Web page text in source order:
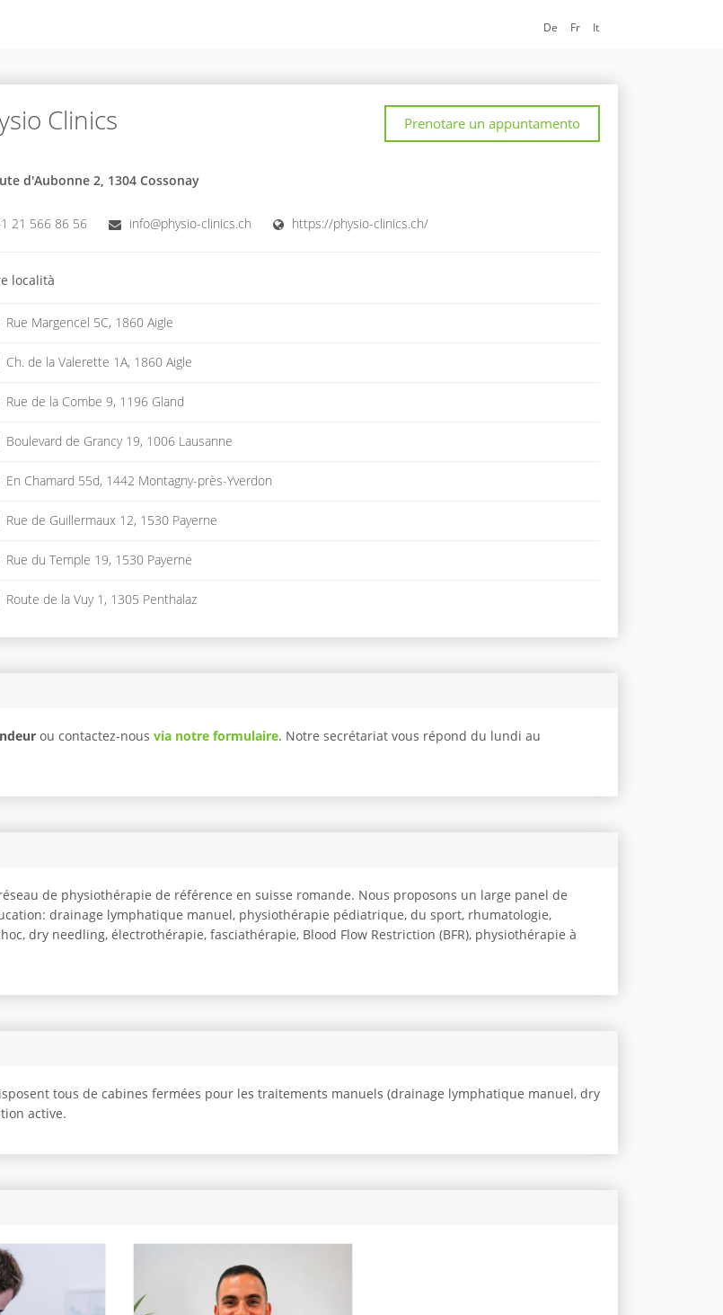
De Fr It
Clinics Prenotare un appuntamento
d'Aubonne 2, 1304 Cossonay
21 566 86 56 info@physio-clinics.ch https://physio-clinics.ch/
località
Rue Margencel 5C, 1860 Aigle
Ch. de la Valerette 1A, 1860 Aigle
Rue de la Combe 9, 1196 Gland
Boulevard de Grancy 19, 1006 Lausanne
En Chamard 55d, 1442 Montagny-près-Yverdon
Rue de Guillermaux 12, 1530 Payerne
Rue du Temple 19, 1530 Payerne
Route de la Vuy 1, 1305 Penthalaz
ou contactez-nous via notre formulaire. Notre secrétariat vous répond du lundi au
de physiothérapie de référence en suisse romande. Nous proposons un large panel de
drainage lymphatique manuel, physiothérapie pédiatrique, du sport, rhumatologie,
dry needling, électrothérapie, fasciathérapie, Blood Flow Restriction (BFR), physiothérapie à
tous de cabines fermées pour les traitements manuels (drainage lymphatique manuel, dry
active.